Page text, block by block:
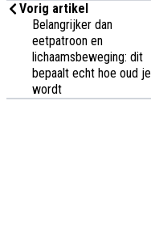
Vorig artikel
Belangrijker dan
eetpatroon en
lichaamsbeweging: dit
bepaalt echt hoe oud je
wordt